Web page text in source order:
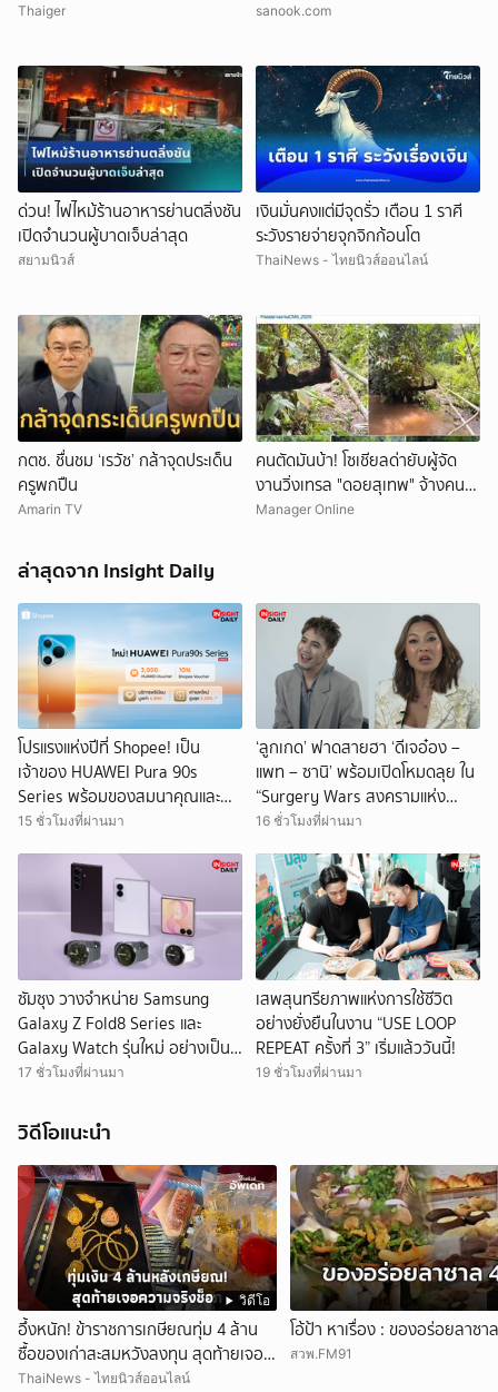
อ้างพฤติกรรมกระทบพระเกียรติ
Thaiger หน้าคุ้นๆ
sanook.com
ด่วน! ไฟไหม้ร้านอาหารย่านตลิ่งชัน
เปิดจำนวนผู้บาดเจ็บล่าสุด
สยามนิวส์
เงินมั่นคงแต่มีจุดรั่ว เตือน 1 ราศี
ระวังรายจ่ายจุกจิกก้อนโต
ThaiNews - ไทยนิวส์ออนไลน์
กตช. ชื่นชม ‘เรวัช’ กล้าจุดประเด็น
ครูพกปืน
Amarin TV
คนตัดมันบ้า! โซเชียลด่ายับผู้จัด
งานวิ่งเทรล "ดอยสุเทพ" จ้างคน
ตัดต้นไม้ปรับเส้นทางในเขตอุทยา
Manager Online
ล่าสุดจาก Insight Daily
โปรแรงแห่งปีที่ Shopee! เป็น
เจ้าของ HUAWEI Pura 90s
Series พร้อมของสมนาคุณและ
สิทธิพิเศษสุดคุ้ม
15 ชั่วโมงที่ผ่านมา
‘ลูกเกด’ ฟาดสายฮา ‘ดีเจอ๋อง –
แพท – ซานิ’ พร้อมเปิดโหมดลุย ใน
“Surgery Wars สงครามแห่ง
ความงาม” EP. 6
16 ชั่วโมงที่ผ่านมา
ซัมซุง วางจำหน่าย Samsung
Galaxy Z Fold8 Series และ
Galaxy Watch รุ่นใหม่ อย่างเป็น
ทางการ
17 ชั่วโมงที่ผ่านมา
เสพสุนทรียภาพแห่งการใช้ชีวิต
อย่างยั่งยืนในงาน “USE LOOP
REPEAT ครั้งที่ 3” เริ่มแล้ววันนี้!
19 ชั่วโมงที่ผ่านมา
วิดีโอแนะนำ
วิดีโอ
อึ้งหนัก! ข้าราชการเกษียณทุ่ม 4 ล้าน
ซื้อของเก่าสะสมหวังลงทุน สุดท้ายเจอ
ความจริงช็อก
ThaiNews - ไทยนิวส์ออนไลน์
โอ้ป้า หาเรื่อง : ของอร่อยลาซา
สวพ.FM91